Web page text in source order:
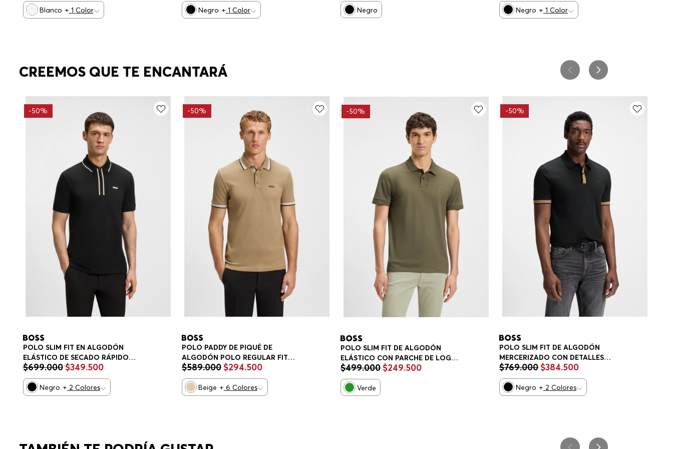
Blanco + 1 Color
Negro + 1 Color
Negro
Negro + 1 Color
CREEMOS QUE TE ENCANTARÁ
-50%
POLO SLIM FIT EN ALGODÓN
ELÁSTICO DE SECADO RÁPIDO
POLO SLIM FIT HOMBRE
$699.000 $349.500
Negro + 2 Colores
-50%
POLO PADDY DE PIQUÉ DE
ALGODÓN POLO REGULAR FIT
HOMBRE
$589.000 $294.500
Beige + 6 Colores
-50%
POLO SLIM FIT DE ALGODÓN
ELÁSTICO CON PARCHE DE LOGO
POLO SLIM FIT HOMBRE
$499.000 $249.500
Verde
-50%
POLO SLIM FIT DE ALGODÓN
MERCERIZADO CON DETALLES
ESTRUCTURADOS POLO SLIM FIT
HOMBRE
$769.000 $384.500
Negro + 2 Colores